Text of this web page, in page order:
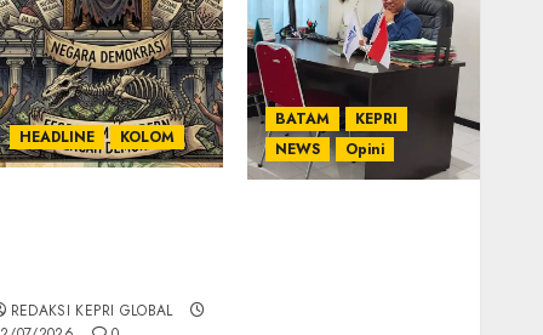
HEADLINE KOLOM
REDAKSI KEPRI GLOBAL
BATAM
KEPRI
NEWS
Opini